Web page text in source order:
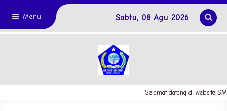
Menu Sabtu, 08 Agu 2026
Selamat datang di website